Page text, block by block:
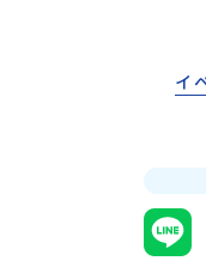
加またはプログラム開
にてご連絡いたします
ム主催：一般財団法人
ある若者にあふれる持
た「当選確認フォーム
の提出をもって参加確
合は下記の地域みらい
受信制限設定をしてい
ん。その場合は、「
設定をお願いいたしま
イ